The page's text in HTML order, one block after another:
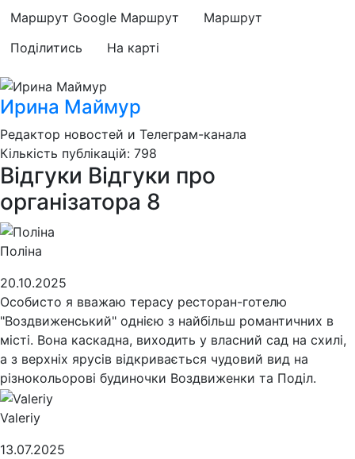
Маршрут Google Маршрут
Маршрут
Поділитись
На карті
Ирина Маймур
Редактор новостей и Телеграм-канала
Кількість публікацій: 798
Відгуки Відгуки про
організатора 8
Поліна
20.10.2025
Особисто я вважаю терасу ресторан-готелю
"Воздвиженський" однією з найбільш романтичних в
місті. Вона каскадна, виходить у власний сад на схилі,
а з верхніх ярусів відкривається чудовий вид на
різнокольорові будиночки Воздвиженки та Поділ.
Valeriy
13.07.2025